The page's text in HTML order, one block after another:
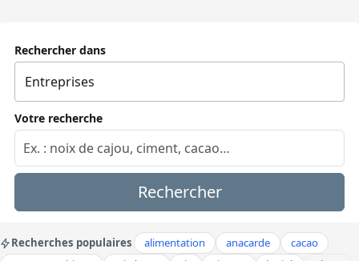
Rechercher dans
Votre recherche
Rechercher
Recherches populaires alimentation anacarde
cacao